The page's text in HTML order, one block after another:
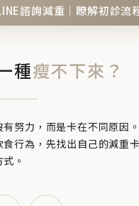
諮詢減重｜瞭解初診流
種瘦不下來？
努力，而是卡在不同原因
食行為，先找出自己的減重
。